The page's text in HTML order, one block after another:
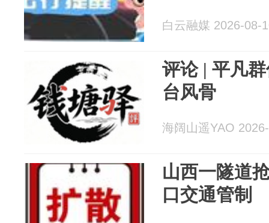
白云融媒 2026-08-
评论 | 平凡
台风骨
海阔山遥YAO
山西一隧道
口交通管制